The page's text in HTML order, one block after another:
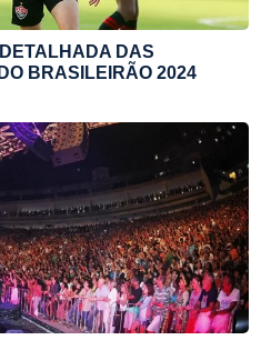
DAS
BRASILEIRÃO 2024